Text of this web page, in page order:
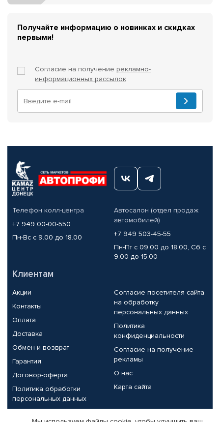
Получайте информацию о новинках и скидках
первыми!
Согласие на получение рекламно-
информационных рассылок
Телефон колл-центра
+7 949 00-00-550
Пн-Вс с 9.00 до 18.00
Автосалон (отдел продаж
автомобилей)
+7 949 503-45-55
Пн-Пт с 09.00 до 18.00, Сб с
9.00 до 15.00
Клиентам
Акции
Контакты
Оплата
Доставка
Обмен и возврат
Гарантия
Договор-оферта
Политика обработки
персональных данных
Согласие посетителя сайта
на обработку
персональных данных
Политика
конфиденциальности
Согласие на получение
рекламы
О нас
Карта сайта